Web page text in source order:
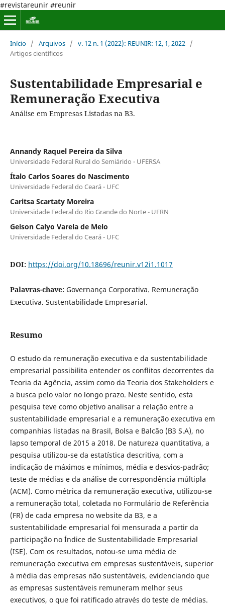
#revistareunir #reunir
Início / Arquivos / v. 12 n. 1 (2022): REUNIR: 12, 1, 2022 /
Artigos científicos
Sustentabilidade Empresarial e
Remuneração Executiva
Análise em Empresas Listadas na B3.
Annandy Raquel Pereira da Silva
Universidade Federal Rural do Semiárido - UFERSA
Ítalo Carlos Soares do Nascimento
Universidade Federal do Ceará - UFC
Caritsa Scartaty Moreira
Universidade Federal do Rio Grande do Norte - UFRN
Geison Calyo Varela de Melo
Universidade Federal do Ceará - UFC
DOI: https://doi.org/10.18696/reunir.v12i1.1017
Palavras-chave: Governança Corporativa. Remuneração
Executiva. Sustentabilidade Empresarial.
Resumo
O estudo da remuneração executiva e da sustentabilidade
empresarial possibilita entender os conflitos decorrentes da
Teoria da Agência, assim como da Teoria dos Stakeholders e
a busca pelo valor no longo prazo. Neste sentido, esta
pesquisa teve como objetivo analisar a relação entre a
sustentabilidade empresarial e a remuneração executiva em
companhias listadas na Brasil, Bolsa e Balcão (B3 S.A), no
lapso temporal de 2015 a 2018. De natureza quantitativa, a
pesquisa utilizou-se da estatística descritiva, com a
indicação de máximos e mínimos, média e desvios-padrão;
teste de médias e da análise de correspondência múltipla
(ACM). Como métrica da remuneração executiva, utilizou-se
a remuneração total, coletada no Formulário de Referência
(FR) de cada empresa no website da B3, e a
sustentabilidade empresarial foi mensurada a partir da
participação no Índice de Sustentabilidade Empresarial
(ISE). Com os resultados, notou-se uma média de
remuneração executiva em empresas sustentáveis, superior
à média das empresas não sustentáveis, evidenciando que
as empresas sustentáveis remuneram melhor seus
executivos, o que foi ratificado através do teste de médias.